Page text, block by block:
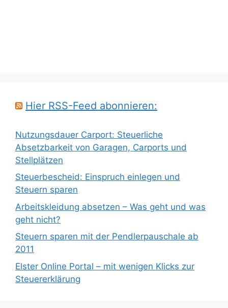
Hier RSS-Feed abonnieren:
Nutzungsdauer Carport: Steuerliche
Absetzbarkeit von Garagen, Carports und
Stellplätzen
Steuerbescheid: Einspruch einlegen und
Steuern sparen
Arbeitskleidung absetzen – Was geht und was
geht nicht?
Steuern sparen mit der Pendlerpauschale ab
2011
Elster Online Portal – mit wenigen Klicks zur
Steuererklärung